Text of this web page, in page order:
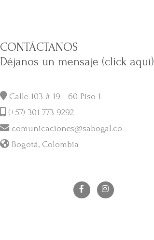
CONTÁCTANOS
Déjanos un mensaje (click aquí)
Calle 103 # 19 - 60 Piso 1
(+57) 301 773 9292
comunicaciones@sabogal.co
Bogotá, Colombia